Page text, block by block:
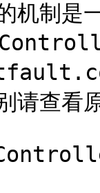
机制
请查看